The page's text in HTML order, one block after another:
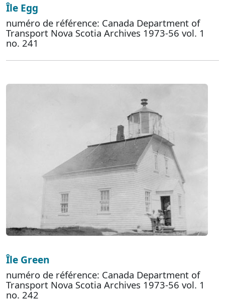
Île Egg
numéro de référence: Canada Department of
Transport Nova Scotia Archives 1973-56 vol. 1
no. 241
Île Green
numéro de référence: Canada Department of
Transport Nova Scotia Archives 1973-56 vol. 1
no. 242